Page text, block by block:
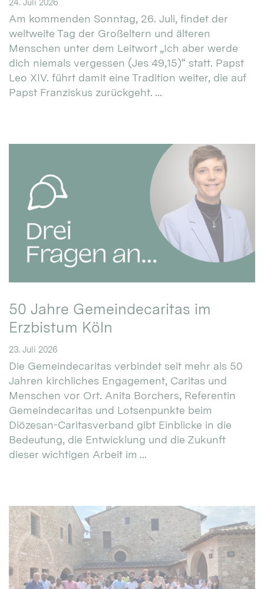
24. Juli 2026
Am kommenden Sonntag, 26. Juli, findet der
weltweite Tag der Großeltern und älteren
Menschen unter dem Leitwort „Ich aber werde
dich niemals vergessen (Jes 49,15)“ statt. Papst
Leo XIV. führt damit eine Tradition weiter, die auf
Papst Franziskus zurückgeht. ...
50 Jahre Gemeindecaritas im
Erzbistum Köln
23. Juli 2026
Die Gemeindecaritas verbindet seit mehr als 50
Jahren kirchliches Engagement, Caritas und
Menschen vor Ort. Anita Borchers, Referentin
Gemeindecaritas und Lotsenpunkte beim
Diözesan-Caritasverband gibt Einblicke in die
Bedeutung, die Entwicklung und die Zukunft
dieser wichtigen Arbeit im ...